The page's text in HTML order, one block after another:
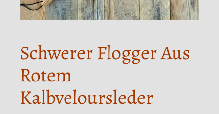
Schwerer Flogger Aus
Rotem
Kalbveloursleder